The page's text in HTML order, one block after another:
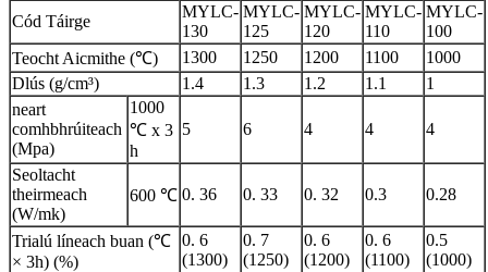
Cód Táirge
MYLC-
130
MYLC-
125
MYLC-
120
MYLC-
110
MYLC-
100
Teocht Aicmithe (℃)
1300 1250 1200 1100
1000
Dlús (g/cm³)
1.4 1.3 1.2 1.1
1
neart
comhbhrúiteach
(Mpa)
1000
℃ x 3
h
5 6 4 4 4
Seoltacht
theirmeach
(W/mk)
600 ℃ 0. 36 0. 33 0. 32 0.3 0.28
Trialú líneach buan (℃
× 3h) (%)
0. 6
(1300)
0. 7
(1250)
0. 6
(1200)
0. 6
(1100)
0.5
(1000)